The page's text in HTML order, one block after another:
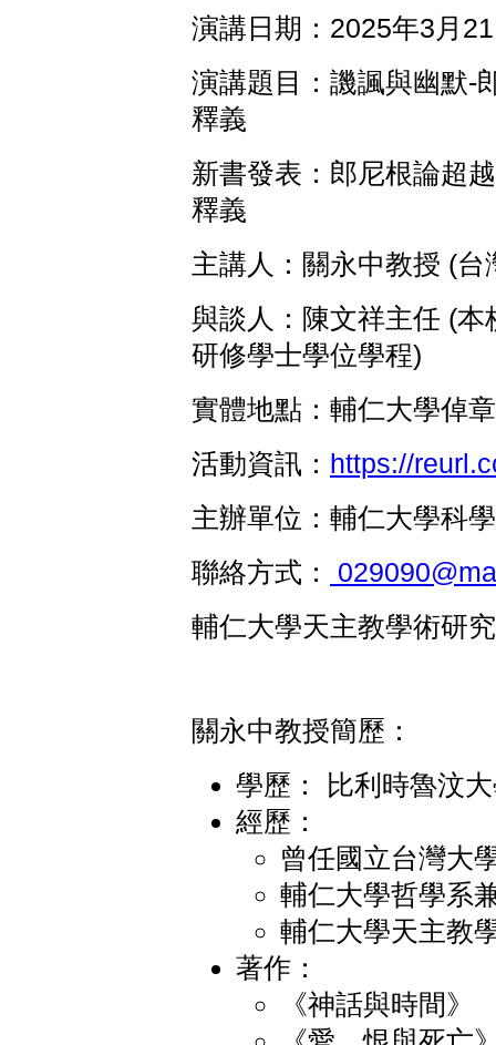
演講日期：2025年3月
演講題目：譏諷與幽默-
釋義
新書發表：郎尼根論超
釋義
主講人：關永中教授 (
與談人：陳文祥主任 (
研修學士學位學程)
實體地點：輔仁大學倬
活動資訊： https://
主辦單位：輔仁大學科
聯絡方式：
輔仁大學天主教學術研
關永中教授簡歷：
學歷： 比利時魯汶
經歷：
曾任國立台灣大
輔仁大學哲學系
輔仁大學天主教
著作：
《神話與時間》